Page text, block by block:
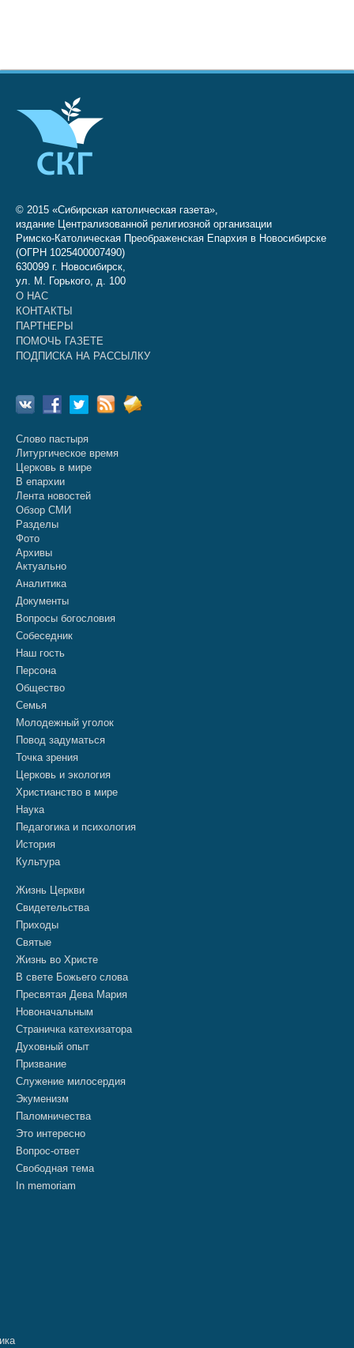
© 2015 «Сибирская католическая газета»,
издание Централизованной религиозной организации
Римско-Католическая Преображенская Епархия в Новосибирске
(ОГРН 1025400007490)
630099 г. Новосибирск,
ул. М. Горького, д. 100
О НАС
КОНТАКТЫ
ПАРТНЕРЫ
ПОМОЧЬ ГАЗЕТЕ
ПОДПИСКА НА РАССЫЛКУ
Слово пастыря
Литургическое время
Церковь в мире
В епархии
Лента новостей
Обзор СМИ
Разделы
Фото
Архивы
Актуально
Аналитика
Документы
Вопросы богословия
Собеседник
Наш гость
Персона
Общество
Семья
Молодежный уголок
Повод задуматься
Точка зрения
Церковь и экология
Христианство в мире
Наука
Педагогика и психология
История
Культура
Жизнь Церкви
Свидетельства
Приходы
Святые
Жизнь во Христе
В свете Божьего слова
Пресвятая Дева Мария
Новоначальным
Страничка катехизатора
Духовный опыт
Призвание
Служение милосердия
Экуменизм
Паломничества
Это интересно
Вопрос-ответ
Свободная тема
In memoriam